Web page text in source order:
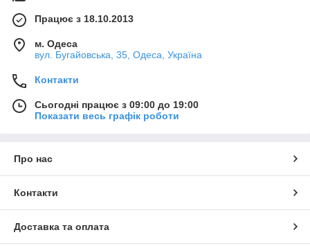
Працює з 18.10.2013
м. Одеса
вул. Бугайовська, 35, Одеса, Україна
Контакти
Сьогодні працює з 09:00 до 19:00
Показати весь графік роботи
Про нас
Контакти
Доставка та оплата